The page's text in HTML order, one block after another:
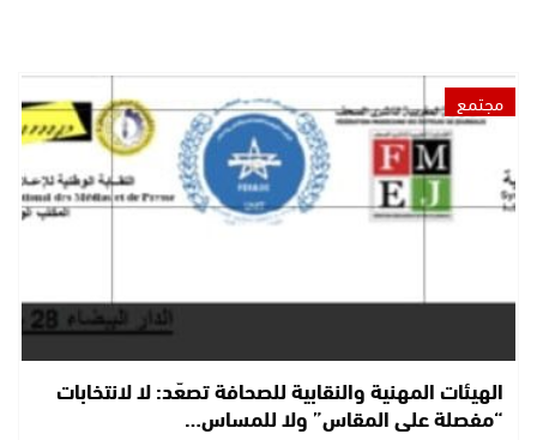
مجتمع
الهيئات المهنية والنقابية للصحافة تصعّد: لا لانتخابات
“مفصلة على المقاس” ولا للمساس…